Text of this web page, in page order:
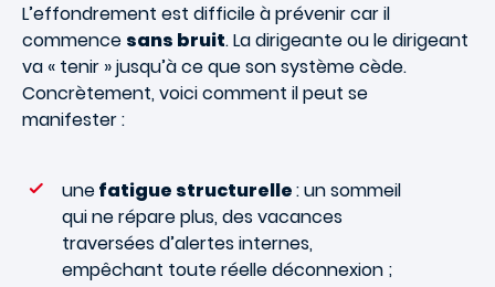
L’effondrement est difficile à prévenir car il
commence sans bruit. La dirigeante ou le dirigeant
va « tenir » jusqu’à ce que son système cède.
Concrètement, voici comment il peut se
manifester :
unefatigue structurelle: un sommeil
qui ne répare plus, des vacances
traversées d’alertes internes,
empêchant toute réelle déconnexion ;